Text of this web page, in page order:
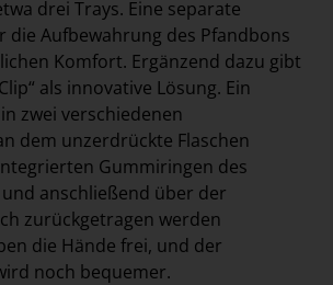
drei Trays. Eine separate
die Aufbewahrung des Pfandbons
Komfort. Ergänzend dazu gibt
als innovative Lösung. Ein
zwei verschiedenen
dem unzerdrückte Flaschen
Gummiringen des
anschließend über der
zurückgetragen werden
die Hände frei, und der
noch bequemer.